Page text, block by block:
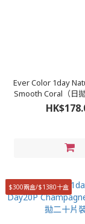
Ever Color 1day
Smooth Coral（日拋
$300兩盒/$1380十盒